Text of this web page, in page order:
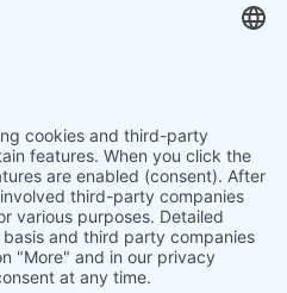
We use a third party
service to embed
map content that
may collect data
about your activity.